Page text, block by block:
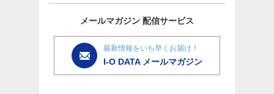
メールマガジン 配信サービス
最新情報をいち早くお届け！
I-O DATA メールマガジン